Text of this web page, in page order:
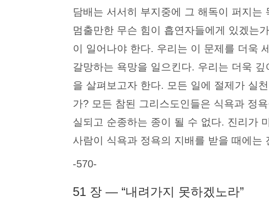
담배는 서서히 부지중에 그 해독이 퍼지
멈출만한 무슨 힘이 흡연자들에게 있겠는
이 일어나야 한다. 우리는 이 문제를 더욱
갈망하는 욕망을 일으킨다. 우리는 더욱
을 살펴보고자 한다. 모든 일에 절제가 실
가? 모든 참된 그리스도인들은 식욕과 정
실되고 순종하는 종이 될 수 없다. 진리가
사람이 식욕과 정욕의 지배를 받을 때에는
-570-
51 장 — “내려가지 못하겠노라”